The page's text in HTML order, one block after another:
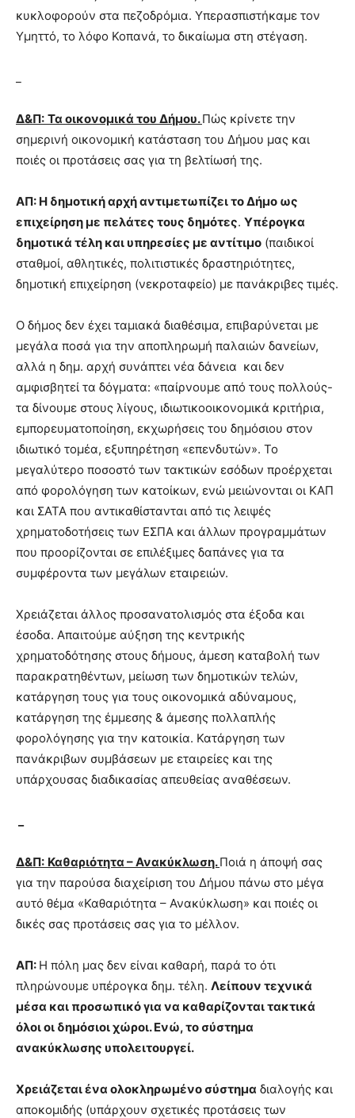
κυκλοφορούν στα πεζοδρόμια. Υπερασπιστήκαμε τον
Υμηττό, το λόφο Κοπανά, το δικαίωμα στη στέγαση.
Δ&Π: Τα οικονομικά του Δήμου.Πώς κρίνετε την
σημερινή οικονομική κατάσταση του Δήμου μας και
ποιές οι προτάσεις σας για τη βελτίωσή της.
ΑΠ: Η δημοτική αρχή αντιμετωπίζει το Δήμο ως
επιχείρηση με πελάτες τους δημότες. Υπέρογκα
δημοτικά τέλη και υπηρεσίες με αντίτιμο (παιδικοί
σταθμοί, αθλητικές, πολιτιστικές δραστηριότητες,
δημοτική επιχείρηση (νεκροταφείο) με πανάκριβες τιμές.
Ο δήμος δεν έχει ταμιακά διαθέσιμα, επιβαρύνεται με
μεγάλα ποσά για την αποπληρωμή παλαιών δανείων,
αλλά η δημ. αρχή συνάπτει νέα δάνεια και δεν
αμφισβητεί τα δόγματα: «παίρνουμε από τους πολλούς-
τα δίνουμε στους λίγους, ιδιωτικοοικονομικά κριτήρια,
εμπορευματοποίηση, εκχωρήσεις του δημόσιου στον
ιδιωτικό τομέα, εξυπηρέτηση «επενδυτών». Το
μεγαλύτερο ποσοστό των τακτικών εσόδων προέρχεται
από φορολόγηση των κατοίκων, ενώ μειώνονται οι ΚΑΠ
και ΣΑΤΑ που αντικαθίστανται από τις λειψές
χρηματοδοτήσεις των ΕΣΠΑ και άλλων προγραμμάτων
που προορίζονται σε επιλέξιμες δαπάνες για τα
συμφέροντα των μεγάλων εταιρειών.
Χρειάζεται άλλος προσανατολισμός στα έξοδα και
έσοδα. Απαιτούμε αύξηση της κεντρικής
χρηματοδότησης στους δήμους, άμεση καταβολή των
παρακρατηθέντων, μείωση των δημοτικών τελών,
κατάργηση τους για τους οικονομικά αδύναμους,
κατάργηση της έμμεσης & άμεσης πολλαπλής
φορολόγησης για την κατοικία. Κατάργηση των
πανάκριβων συμβάσεων με εταιρείες και της
υπάρχουσας διαδικασίας απευθείας αναθέσεων.
Δ&Π: Καθαριότητα – Ανακύκλωση.Ποιά η άποψή σας
για την παρούσα διαχείριση του Δήμου πάνω στο μέγα
αυτό θέμα «Καθαριότητα – Ανακύκλωση» και ποιές οι
δικές σας προτάσεις σας για το μέλλον.
ΑΠ: Η πόλη μας δεν είναι καθαρή, παρά το ότι
πληρώνουμε υπέρογκα δημ. τέλη. Λείπουν τεχνικά
μέσα και προσωπικό για να καθαρίζονται τακτικά
όλοι οι δημόσιοι χώροι. Ενώ, το σύστημα
ανακύκλωσης υπολειτουργεί.
Χρειάζεται ένα ολοκληρωμένο σύστημα διαλογής και
αποκομιδής (υπάρχουν σχετικές προτάσεις των